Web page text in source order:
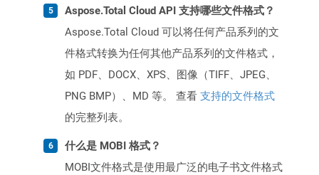
Aspose.Total Cloud API 支持哪些文件格式？
Aspose.Total Cloud 可以将任何产品系列的文
件格式转换为任何其他产品系列的文件格式，
如 PDF、DOCX、XPS、图像（TIFF、JPEG、
PNG BMP）、MD 等。 查看 支持的文件格式
的完整列表。
什么是 MOBI 格式？
MOBI文件格式是使用最广泛的电子书文件格式